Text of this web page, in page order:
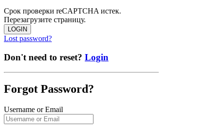
Срок проверки reCAPTCHA истек.
Перезагрузите страницу.
LOGIN
Lost password?
Don't need to reset? Login
Forgot Password?
Username or Email